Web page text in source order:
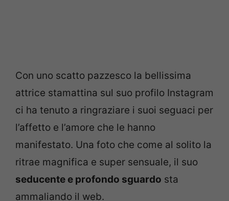
Con uno scatto pazzesco la bellissima
attrice stamattina sul suo profilo Instagram
ci ha tenuto a ringraziare i suoi seguaci per
l’affetto e l’amore che le hanno
manifestato. Una foto che come al solito la
ritrae magnifica e super sensuale, il suo
seducente e profondo sguardo sta
ammaliando il web.